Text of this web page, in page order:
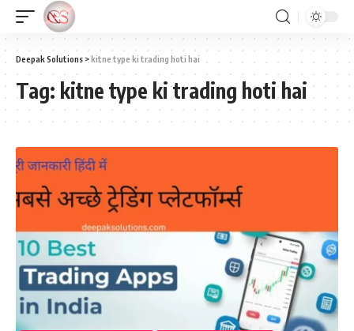
Deepak Solutions >kitne type ki trading hoti hai
Tag: kitne type ki trading hoti hai